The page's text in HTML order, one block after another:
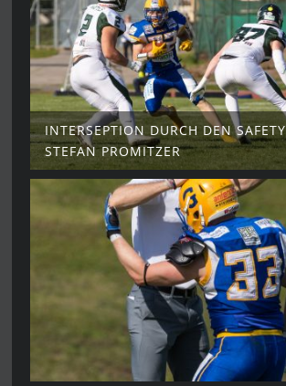
INTERSEPTION DURCH DEN SAFETY
STEFAN PROMITZER